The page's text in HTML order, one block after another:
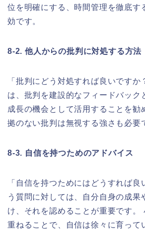
位を明確にする、時間管理を徹底す
効です。
8-2. 他人からの批判に対処する方法
「批判にどう対処すれば良いですか
は、批判を建設的なフィードバック
成長の機会として活用することを勧
拠のない批判は無視する強さも必要
8-3. 自信を持つためのアドバイス
「自信を持つためにはどうすれば良
う質問に対しては、自分自身の成果
け、それを認めることが重要です。
重ねることで、自信は徐々に育って